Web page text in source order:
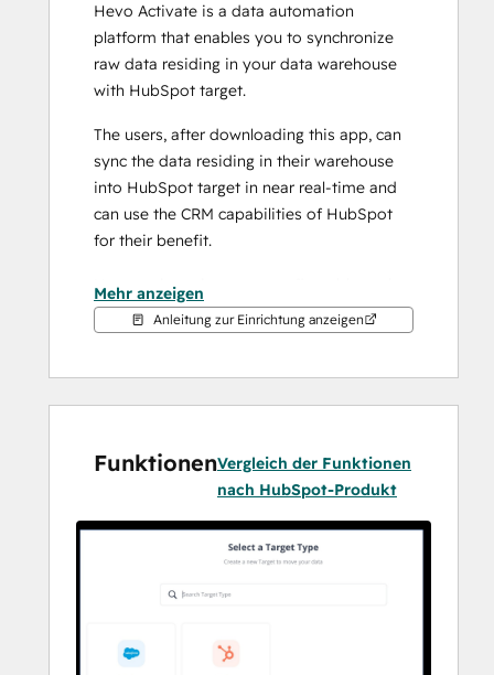
Hevo Activate is a data automation
platform that enables you to synchronize
raw data residing in your data warehouse
with HubSpot target.
The users, after downloading this app, can
sync the data residing in their warehouse
into HubSpot target in near real-time and
can use the CRM capabilities of HubSpot
for their benefit.
Hevo activate is a user-configurable tool,
that fetches all new and updated data from
your data warehouse.  How that data is
An Activation synchronizes data from your
Warehouse to HubSpot. Each run of the
three stages in which it identifies the
records from the data warehouse,
transforms, and loads them to the Target:
Ingestion stage as a part of which, the
Mehr anzeigen
Anleitung zur Einrichtung anzeigen
FunktionenVergleich der Funktionen
nach HubSpot-Produkt